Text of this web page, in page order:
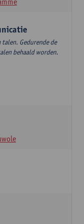
Gedurende de
behaald worden.